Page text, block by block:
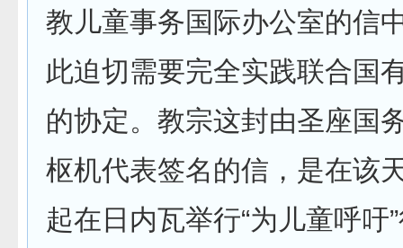
教儿童事务国际办公室的信
此迫切需要完全实践联合国
的协定。教宗这封由圣座国
枢机代表签名的信，是在该
起在日内瓦举行“为儿童呼吁